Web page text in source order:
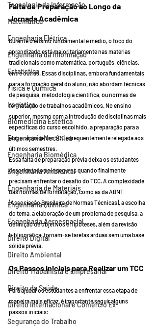
Tecnologia da Informação
Matemática
Engenharia Elétrica
Engenharia da Informação
Estatística
Física e Química
Logística
Biomedicina Estética
Engenharia Mecânica
Engenharia Biomédica
Engenharia Ambiental
Engenharia de Materiais
Engenharia Química
Engenharia Aeroespacial
Direito Digital
Direito Ambiental
Direito Trabalhista e Empresarial
Direito da Saúde
Direito Internacional e Comércio Ex
Segurança do Trabalho
Falta de Preparação ao Longo da
Jornada Acadêmica
Durante o ensino fundamental e médio, o foco do
aprendizado está majoritariamente nas matérias
tradicionais como matemática, português, ciências,
entre outras. Essas disciplinas, embora fundamentais
para a formação geral do aluno, não abordam técnicas
de pesquisa, metodologia científica, ou normas de
formatação de trabalhos acadêmicos. No ensino
superior, mesmo com a introdução de disciplinas mais
específicas do curso escolhido, a preparação para a
elaboração de um TCC é frequentemente relegada aos
últimos semestres.
Essa falta de preparação prévia deixa os estudantes
desorientados e inseguros quando finalmente
precisam enfrentar o desafio do TCC. A complexidade
das normas de formatação, como as da ABNT
(Associação Brasileira de Normas Técnicas), a escolha
do tema, a elaboração de um problema de pesquisa, a
definição de objetivos e hipóteses, além da revisão
bibliográfica, tornam-se tarefas árduas sem uma base
sólida prévia.
Os Passos Iniciais para Realizar um TCC
Para ajudar os estudantes a enfrentar essa etapa de
maneira mais eficaz, é importante seguir alguns
passos iniciais: